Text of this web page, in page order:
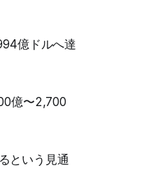
億ドルへ達
億〜2,700
という見通